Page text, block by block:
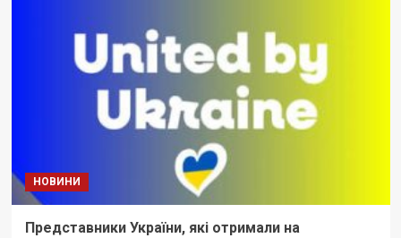
НОВИНИ
Представники України, які отримали на